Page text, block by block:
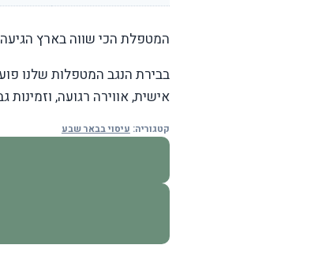
המטפלת הכי שווה בארץ
בבירת הנגב המטפלות שלנו
אישית, אווירה רגועה,
קטגוריה: עיסוי בבאר שבע